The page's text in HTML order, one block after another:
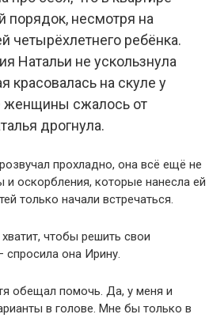
порядок, несмотря на
четырёхлетнего ребёнка.
Натальи не ускользнула
красовалась на скуле у
женщины сжалось от
дрогнула.
прохладно, она всё ещё не
оскорбления, которые нанесла ей
только начали встречаться.
чтобы решить свои
она Ирину.
обещал помочь. Да, у меня и
в голове. Мне бы только в